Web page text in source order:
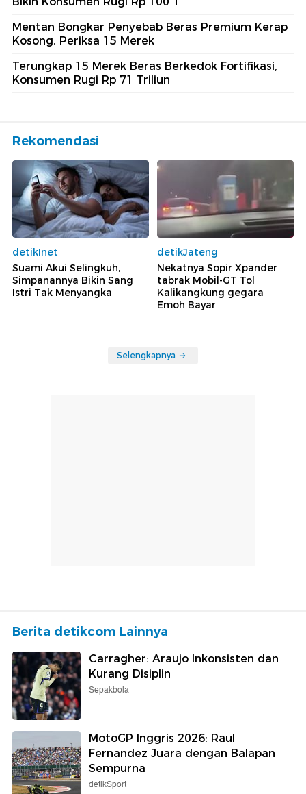
Mentan Bongkar Penyebab Beras Premium Kerap
Kosong, Periksa 15 Merek
Terungkap 15 Merek Beras Berkedok Fortifikasi,
Konsumen Rugi Rp 71 Triliun
Rekomendasi
detikInet
Suami Akui Selingkuh,
Simpanannya Bikin Sang
Istri Tak Menyangka
detikJateng
Nekatnya Sopir Xpander
tabrak Mobil-GT Tol
Kalikangkung gegara
Emoh Bayar
Selengkapnya
Berita detikcom Lainnya
Carragher: Araujo Inkonsisten dan
Kurang Disiplin
Sepakbola
MotoGP Inggris 2026: Raul
Fernandez Juara dengan Balapan
Sempurna
detikSport